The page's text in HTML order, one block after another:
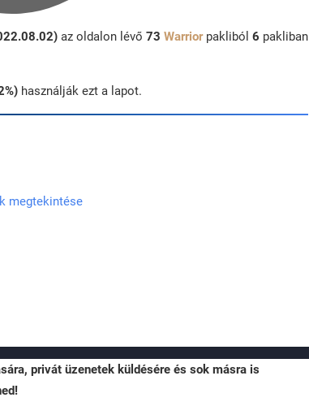
az oldalon lévő 73 Warriorpakliból 6 pakliban
használják ezt a lapot.
megtekintése
privát üzenetek küldésére és sok másra is